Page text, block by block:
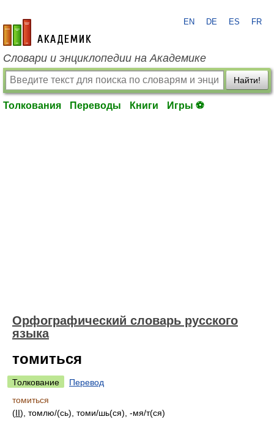
academic.ru
EN DE ES FR
Словари и энциклопедии на Академике
Найти!
Толкования Переводы Книги Игры ⚽
Орфографический словарь русского
языка
томиться
Толкование
Перевод
томиться
(II), томлю/(сь), томи/шь(ся), -мя/т(ся)